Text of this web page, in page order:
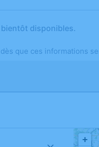
disponibles.
que ces informations
+